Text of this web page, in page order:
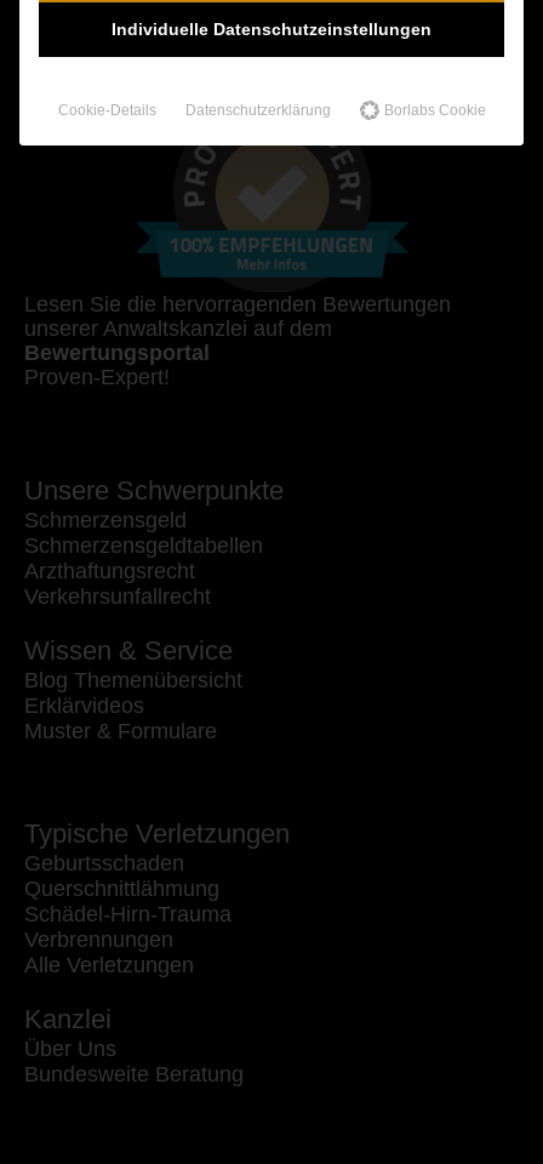
Lesen Sie die hervorragenden Bewertungen
unserer Anwaltskanzlei auf dem
Bewertungsportal
Proven-Expert!
Unsere Schwerpunkte
Schmerzensgeld
Schmerzensgeldtabellen
Arzthaftungsrecht
Verkehrsunfallrecht
Wissen & Service
Blog Themenübersicht
Erklärvideos
Muster & Formulare
Typische Verletzungen
Geburtsschaden
Querschnittlähmung
Schädel-Hirn-Trauma
Verbrennungen
Alle Verletzungen
Kanzlei
Über Uns
Bundesweite Beratung
Individuelle Datenschutzeinstellungen
Cookie-Details Datenschutzerklärung Borlabs Cookie